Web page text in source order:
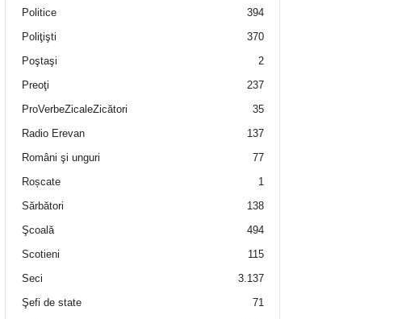
Politice
394
Poliţişti
370
Poştaşi
2
Preoţi
237
ProVerbeZicaleZicători
35
Radio Erevan
137
Români şi unguri
77
Roșcate
1
Sărbători
138
Şcoală
494
Scotieni
115
Seci
3.137
Şefi de state
71